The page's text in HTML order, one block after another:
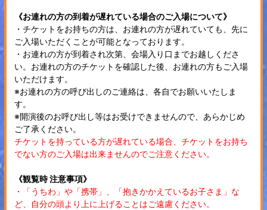
《お連れの方の到着が遅れている場合のご入場について》
・チケットをお持ちの方は、お連れの方が遅れていても、先に
ご入場いただくことが可能となっております。
・お連れの方が到着され次第、会場入り口までお越しくださ
い。お連れの方のチケットを確認した後、お連れの方もご入場
いただけます。
※お連れの方の呼び出しのご連絡は、各自でお願いいたしま
す。
※開演後のお呼び出し等はお受けできませんので、あらかじめ
ご了承ください。
チケットを持っている方が遅れている場合、チケットをお持ち
でない方のご入場は出来ませんのでご注意ください。
《観覧時 注意事項》
・「うちわ」や「携帯」、「抱きかかえているお子さま」な
ど、自分の頭より上に上げることはご遠慮ください。